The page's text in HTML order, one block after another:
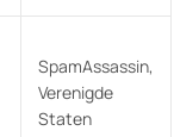
SpamAssassin,
Verenigde
Staten